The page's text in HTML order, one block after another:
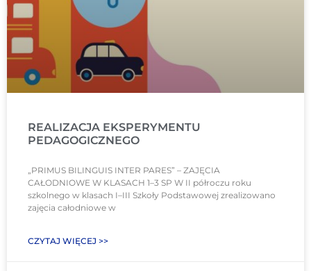
REALIZACJA EKSPERYMENTU
PEDAGOGICZNEGO
„PRIMUS BILINGUIS INTER PARES” – ZAJĘCIA
CAŁODNIOWE W KLASACH 1–3 SP W II półroczu roku
szkolnego w klasach I–III Szkoły Podstawowej zrealizowano
zajęcia całodniowe w
CZYTAJ WIĘCEJ >>